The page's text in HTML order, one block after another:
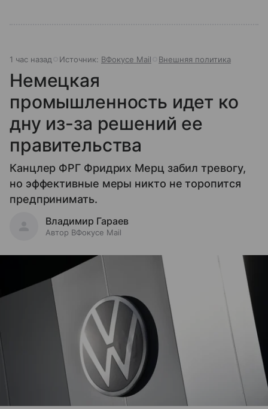
1 час назад Источник: ВФокусе Mail Внешняя политика
Немецкая
промышленность идет ко
дну из-за решений ее
правительства
Канцлер ФРГ Фридрих Мерц забил тревогу,
но эффективные меры никто не торопится
предпринимать.
Владимир Гараев
Автор ВФокусе Mail